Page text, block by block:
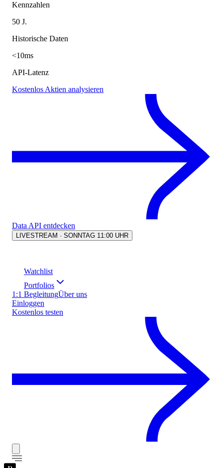
Kennzahlen
50 J.
Historische Daten
<10ms
API-Latenz
Kostenlos Aktien analysieren
Data API entdecken
LIVESTREAM · SONNTAG 11:00 UHR
Watchlist
Portfolios
1:1 BegleitungÜber uns
Einloggen
Kostenlos testen